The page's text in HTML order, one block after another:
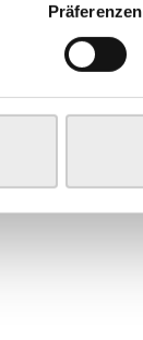
Präferenzen